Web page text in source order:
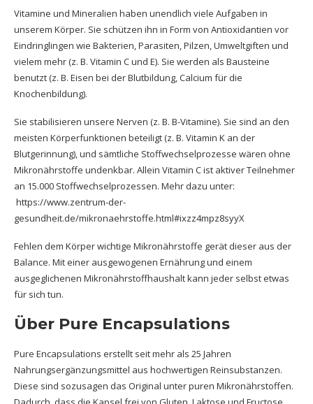
Vitamine und Mineralien haben unendlich viele Aufgaben in
unserem Körper. Sie schützen ihn in Form von Antioxidantien vor
Eindringlingen wie Bakterien, Parasiten,Pilzen,Umweltgiften und
vielem mehr (z. B. Vitamin Cund E). Sie werden als Bausteine
benutzt (z. B. Eisen bei der Blutbildung,Calcium für die
Knochenbildung).
Sie stabilisieren unsere Nerven (z. B. B-Vitamine). Sie sind an den
meisten Körperfunktionen beteiligt (z. B. Vitamin K an der
Blutgerinnung), und sämtliche Stoffwechselprozesse wären ohne
Mikronährstoffe undenkbar. Allein Vitamin Cist aktiver Teilnehmer
an 15.000 Stoffwechselprozessen. Mehr dazu unter:
https://www.zentrum-der-
gesundheit.de/mikronaehrstoffe.html#ixzz4mpz8syyX
Fehlen dem Körper wichtige Mikronährstoffe gerät dieser aus der
Balance. Mit einer ausgewogenen Ernährung und einem
ausgeglichenen Mikronährstoffhaushalt kann jeder selbst etwas
für sich tun.
Über Pure Encapsulations
Pure Encapsulations erstellt seit mehr als 25 Jahren
Nahrungsergänzungsmittel aus hochwertigen Reinsubstanzen.
Diese sind sozusagen das Original unter puren Mikronährstoffen.